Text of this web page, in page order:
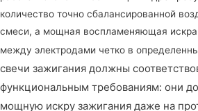
количество точно сбалансированной
смеси, а мощная воспламеняющая искра
между электродами четко в
свечи зажигания должны
функциональным требованиям: они
мощную искру зажигания даже на